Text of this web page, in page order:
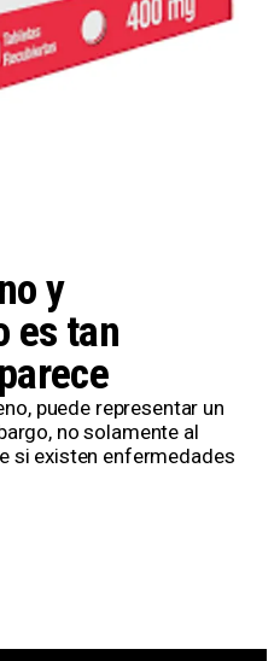
y
es tan
puede representar un
no solamente al
si existen enfermedades